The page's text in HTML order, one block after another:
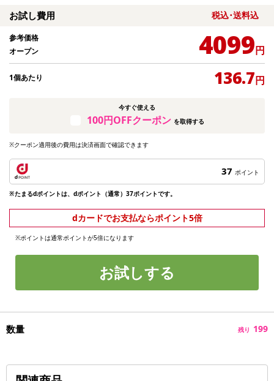
お試し費用 税込･送料込
参考価格
オープン
4099円
1個あたり 136.7円
今すぐ使える
100円OFFクーポン を取得する
※クーポン適用後の費用は決済画面で確認できます
37 ポイント
※たまるdポイントは、dポイント（通常）37ポイントです。
dカードでお支払ならポイント5倍
※ポイントは通常ポイントが5倍になります
お試しする
数量 残り 199